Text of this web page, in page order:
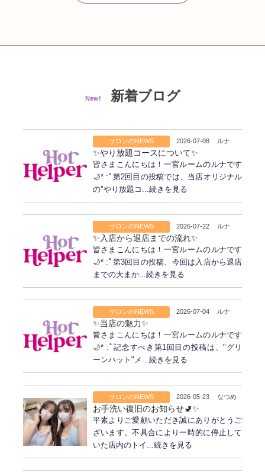
New! 新着ブログ
サロンのNEWS 2026-07-08 ルナ
✨️やり放題コースについて✨️
皆さまこんにちは！一宮ルームのルナです
🌙* :ﾟ第2回目の投稿では、当店オリジナル
の"やり放題コ...続きを見る
サロンのNEWS 2026-07-22 ルナ
✨入店から退店までの流れ✨
皆さまこんにちは！一宮ルームのルナです
🌙* :ﾟ第3回目の投稿、今回は入店から退店
までの大まか...続きを見る
サロンのNEWS 2026-07-04 ルナ
✨当店の魅力✨
皆さまこんにちは！一宮ルームのルナです
🌙* :ﾟ記念すべき第1回目の投稿は、"グリ
ーンハット"メ...続きを見る
サロンのNEWS 2026-05-23 なつめ
お手洗い復旧のお知らせ🚽✨
平素よりご愛顧いただき誠にありがとうご
ざいます。不具合により一時的に停止して
いた店内のトイ...続きを見る